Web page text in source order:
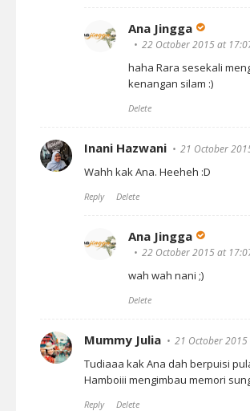
Ana Jingga
22 October 2015 at
haha Rara sesekali
kenangan silam :)
Delete
Inani Hazwani 21 October
Wahh kak Ana. Heeheh :D
Reply Delete
Ana Jingga
22 October 2015 at
wah wah nani ;)
Delete
Mummy Julia 21 October
Tudiaaa kak Ana dah berpuisi
Hamboiii mengimbau memori
Reply Delete